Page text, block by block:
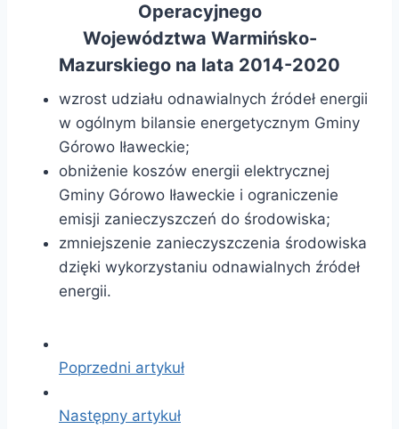
Operacyjnego
Województwa Warmińsko-
Mazurskiego na lata 2014-2020
wzrost udziału odnawialnych źródeł energii
w ogólnym bilansie energetycznym Gminy
Górowo Iławeckie;
obniżenie koszów energii elektrycznej
Gminy Górowo Iławeckie i ograniczenie
emisji zanieczyszczeń do środowiska;
zmniejszenie zanieczyszczenia środowiska
dzięki wykorzystaniu odnawialnych źródeł
energii.
Poprzedni artykuł
Następny artykuł